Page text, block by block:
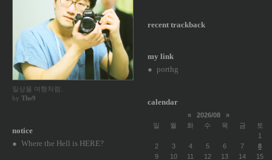
일상을 여행처럼.
by The9
notice
Where the Hell is HERE?
recent trackback
my link
porthg
calendar
« 2026/08
»
일
월 화 수 목 금
토
1
2
3 4 5 6 7
8
9
10 11 12 13 14 15